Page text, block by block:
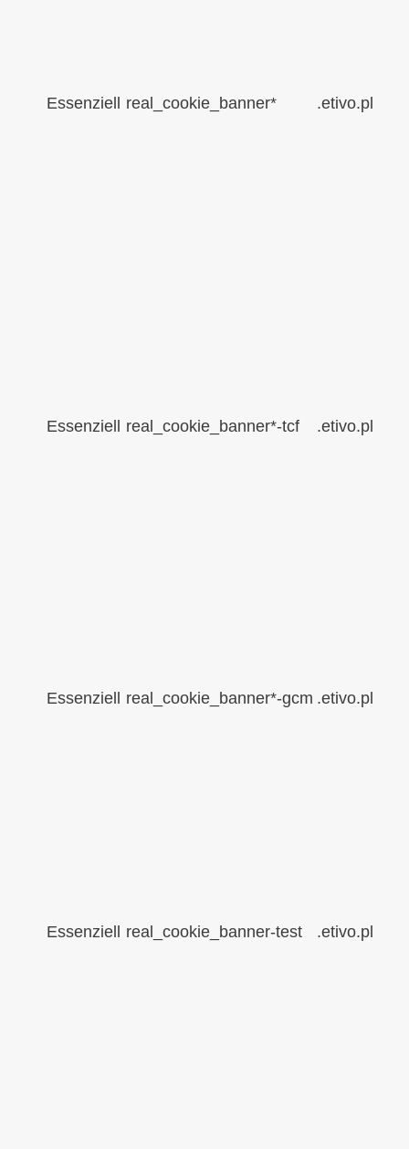
Essenziell real_cookie_banner* .etivo.pl
Essenziell real_cookie_banner*-tcf .etivo.pl
Essenziell real_cookie_banner*-gcm .etivo.pl
Essenziell real_cookie_banner-test .etivo.pl